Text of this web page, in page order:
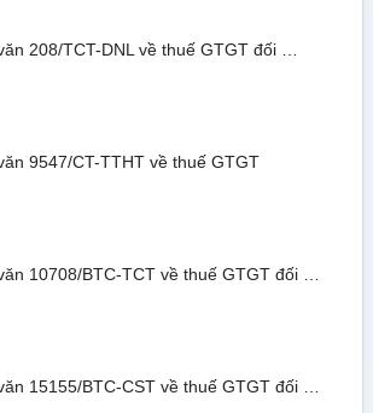
208/TCT-DNL về thuế GTGT đối …
9547/CT-TTHT về thuế GTGT
10708/BTC-TCT về thuế GTGT đối …
15155/BTC-CST về thuế GTGT đối …